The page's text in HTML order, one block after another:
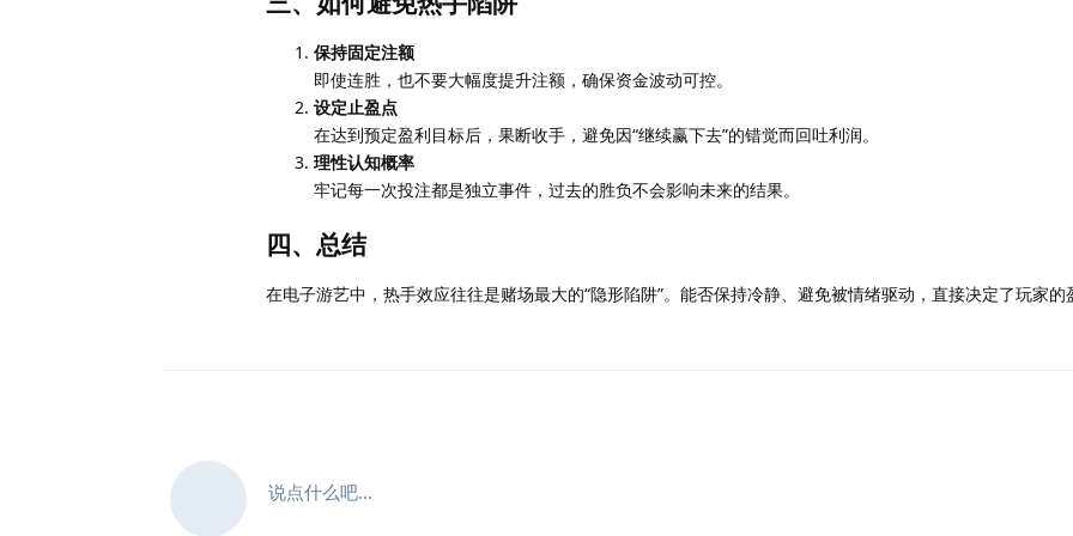
保持固定注额
即使连胜，也不要大幅度提升注额，确保资金波动可控。
设定止盈点
在达到预定盈利目标后，果断收手，避免因“继续赢下去”的错觉而回吐利润。
理性认知概率
牢记每一次投注都是独立事件，过去的胜负不会影响未来的结果。
四、总结
在电子游艺中，热手效应往往是赌场最大的“隐形陷阱”。能否保持冷静、避免被情绪驱动，直接决定了玩家的
说点什么吧...